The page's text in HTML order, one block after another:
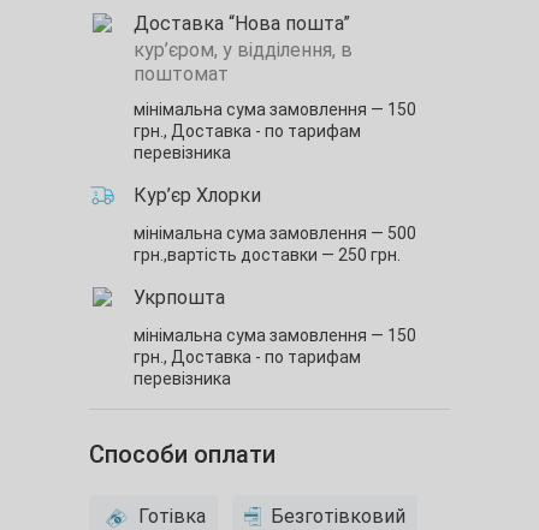
Доставка “Нова пошта”
кур’єром, у відділення, в
поштомат
мінімальна сума замовлення — 150
грн., Доставка - по тарифам
перевізника
Кур’єр Хлорки
мінімальна сума замовлення — 500
грн.,вартість доставки — 250 грн.
Укрпошта
мінімальна сума замовлення — 150
грн., Доставка - по тарифам
перевізника
Способи оплати
Готівка Безготівковий